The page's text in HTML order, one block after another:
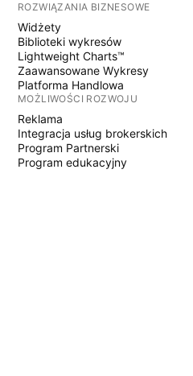
ROZWIĄZANIA BIZNESOWE
Widżety
Biblioteki wykresów
Lightweight Charts™
Zaawansowane Wykresy
Platforma Handlowa
MOŻLIWOŚCI ROZWOJU
Reklama
Integracja usług brokerskich
Program Partnerski
Program edukacyjny